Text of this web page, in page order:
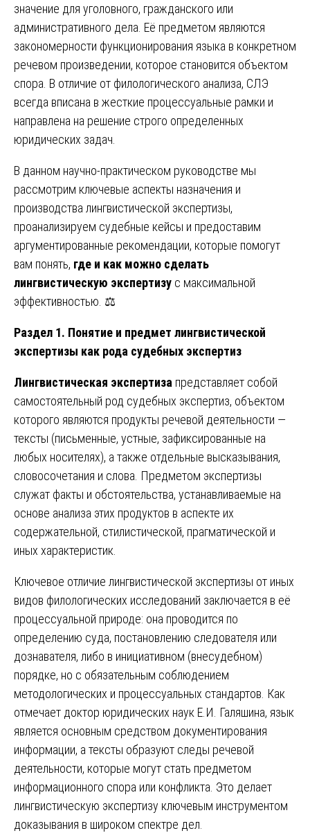
значение для уголовного, гражданского или
административного дела. Её предметом являются
закономерности функционирования языка в конкретном
речевом произведении, которое становится объектом
спора. В отличие от филологического анализа, СЛЭ
всегда вписана в жесткие процессуальные рамки и
направлена на решение строго определенных
юридических задач.
В данном научно-практическом руководстве мы
рассмотрим ключевые аспекты назначения и
производства лингвистической экспертизы,
проанализируем судебные кейсы и предоставим
аргументированные рекомендации, которые помогут
вам понять, где и как можно сделать
лингвистическую экспертизу с максимальной
эффективностью. ⚖️
Раздел 1. Понятие и предмет лингвистической
экспертизы как рода судебных экспертиз
Лингвистическая экспертиза представляет собой
самостоятельный род судебных экспертиз, объектом
которого являются продукты речевой деятельности —
тексты (письменные, устные, зафиксированные на
любых носителях), а также отдельные высказывания,
словосочетания и слова. Предметом экспертизы
служат факты и обстоятельства, устанавливаемые на
основе анализа этих продуктов в аспекте их
содержательной, стилистической, прагматической и
иных характеристик.
Ключевое отличие лингвистической экспертизы от иных
видов филологических исследований заключается в её
процессуальной природе: она проводится по
определению суда, постановлению следователя или
дознавателя, либо в инициативном (внесудебном)
порядке, но с обязательным соблюдением
методологических и процессуальных стандартов. Как
отмечает доктор юридических наук Е.И. Галяшина, язык
является основным средством документирования
информации, а тексты образуют следы речевой
деятельности, которые могут стать предметом
информационного спора или конфликта. Это делает
лингвистическую экспертизу ключевым инструментом
доказывания в широком спектре дел.